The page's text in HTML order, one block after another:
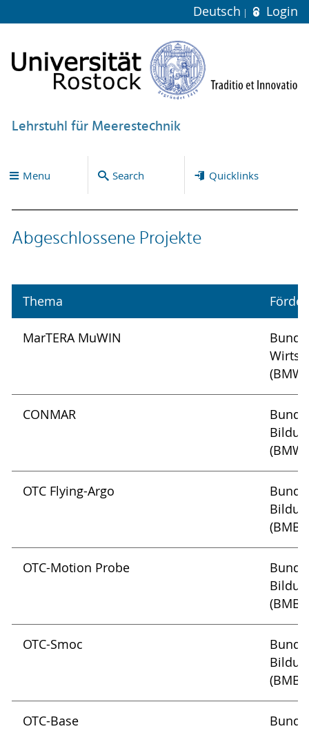
Deutsch Login
Lehrstuhl für Meerestechnik
Menu Search Quicklinks
Abgeschlossene Projekte
Thema
MarTERA MuWIN
CONMAR
OTC Flying-Argo
OTC-Motion Probe
OTC-Smoc
OTC-Base